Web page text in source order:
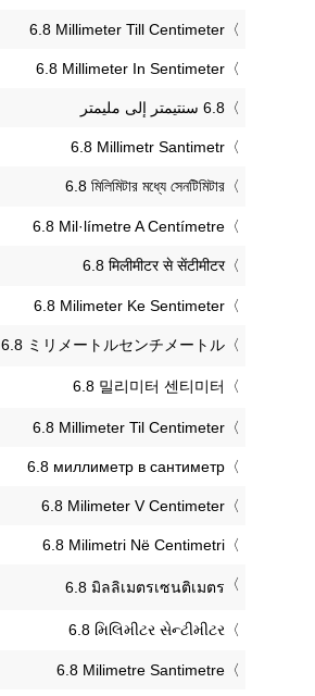
‎6.8 Millimeter Till Centimeter
‎6.8 Millimeter In Sentimeter
‎6.8 Millimetr Santimetr
‎6.8 মিলিমিটার মধ্যে সেনটিমিটার
‎6.8 Mil·límetre A Centímetre
‎6.8 मिलीमीटर से सेंटीमीटर
‎6.8 Milimeter Ke Sentimeter
‎6.8 ミリメートルセンチメートル
‎6.8 밀리미터 센티미터
‎6.8 Millimeter Til Centimeter
‎6.8 миллиметр в сантиметр
‎6.8 Milimeter V Centimeter
‎6.8 Milimetri Në Centimetri
‎6.8 มิลลิเมตรเซนติเมตร
‎6.8 મિલિમીટર સેન્ટીમીટર
‎6.8 Milimetre Santimetre